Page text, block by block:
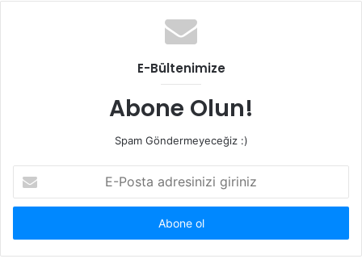
E-Bültenimize
Abone Olun!
Spam Göndermeyeceğiz :)
Posta
adresinizi